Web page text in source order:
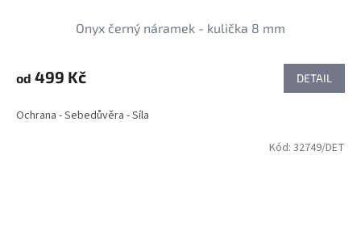
Onyx černý náramek - kulička 8 mm
od 499 Kč DETAIL
Ochrana - Sebedůvěra - Síla
Kód: 32749/DET